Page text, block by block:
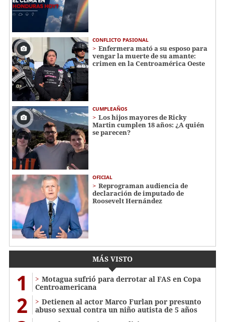
CONFLICTO PASIONAL
Enfermera mató a su esposo para
vengar la muerte de su amante:
crimen en la Centroamérica Oeste
CUMPLEAÑOS
Los hijos mayores de Ricky
Martin cumplen 18 años: ¿A quién
se parecen?
OFICIAL
Reprograman audiencia de
declaración de imputado de
Roosevelt Hernández
MÁS VISTO
1
Motagua sufrió para derrotar al FAS en Copa
Centroamericana
2
Detienen al actor Marco Furlan por presunto
abuso sexual contra un niño autista de 5 años